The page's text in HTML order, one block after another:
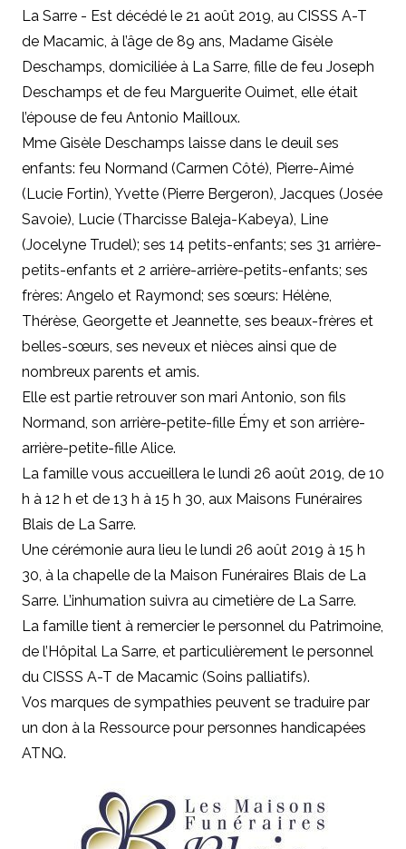
La Sarre - Est décédé le 21 août 2019, au CISSS A-T
de Macamic, à l’âge de 89 ans, Madame Gisèle
Deschamps, domiciliée à La Sarre, fille de feu Joseph
Deschamps et de feu Marguerite Ouimet, elle était
l’épouse de feu Antonio Mailloux.
Mme Gisèle Deschamps laisse dans le deuil ses
enfants: feu Normand (Carmen Côté), Pierre-Aimé
(Lucie Fortin), Yvette (Pierre Bergeron), Jacques (Josée
Savoie), Lucie (Tharcisse Baleja-Kabeya), Line
(Jocelyne Trudel); ses 14 petits-enfants; ses 31 arrière-
petits-enfants et 2 arrière-arrière-petits-enfants; ses
frères: Angelo et Raymond; ses sœurs: Hélène,
Thérèse, Georgette et Jeannette, ses beaux-frères et
belles-sœurs, ses neveux et nièces ainsi que de
nombreux parents et amis.
Elle est partie retrouver son mari Antonio, son fils
Normand, son arrière-petite-fille Émy et son arrière-
arrière-petite-fille Alice.
La famille vous accueillera le lundi 26 août 2019, de 10
h à 12 h et de 13 h à 15 h 30, aux Maisons Funéraires
Blais de La Sarre.
Une cérémonie aura lieu le lundi 26 août 2019 à 15 h
30, à la chapelle de la Maison Funéraires Blais de La
Sarre. L’inhumation suivra au cimetière de La Sarre.
La famille tient à remercier le personnel du Patrimoine,
de l’Hôpital La Sarre, et particulièrement le personnel
du CISSS A-T de Macamic (Soins palliatifs).
Vos marques de sympathies peuvent se traduire par
un don à la Ressource pour personnes handicapées
ATNQ.